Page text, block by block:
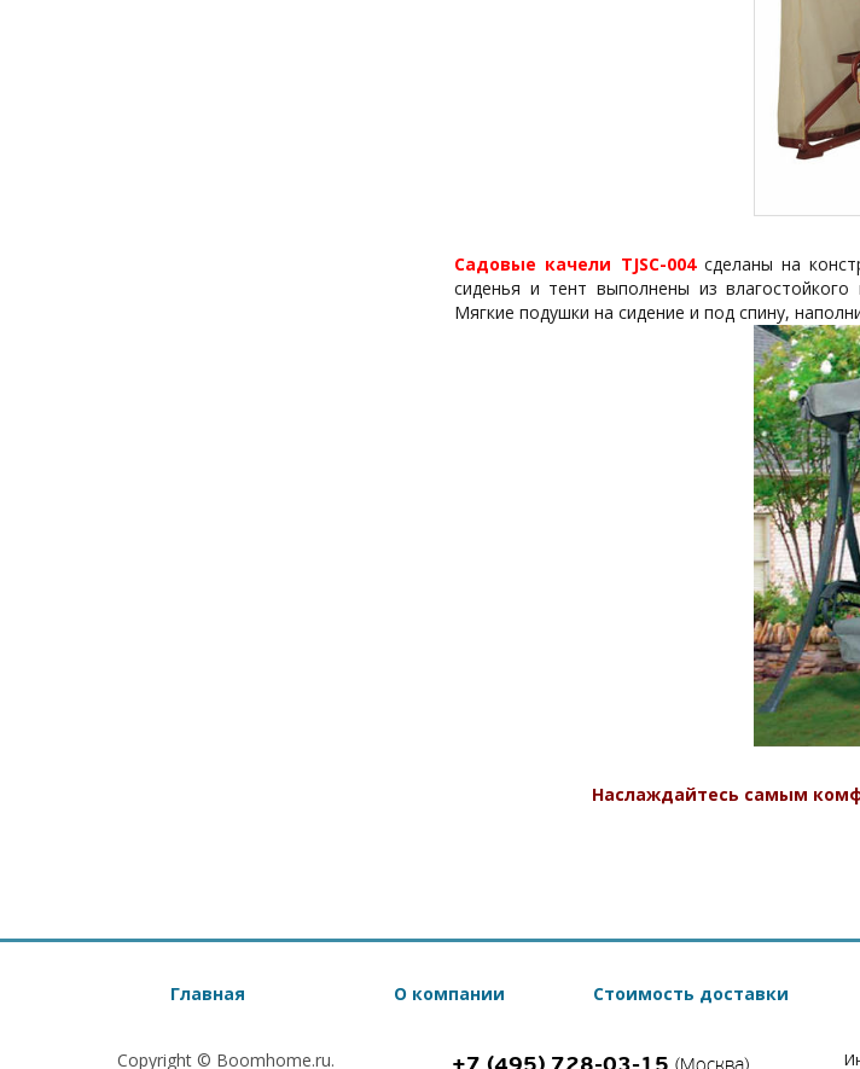
Садовые качели TJSC-004сделаны на
сиденья и тент выполнены из
Мягкие подушки на сидение и под спину,
Наслаждайтесь самым
Главная О компании Стоимость доставки
Copyright © Boomhome.ru.